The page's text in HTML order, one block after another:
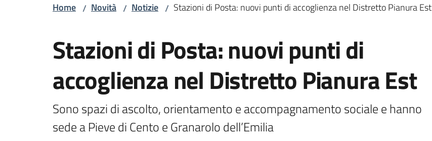
Home / Novità / Notizie / Stazioni di Posta: nuovi punti di accoglienza nel Distretto Pianura Est
Stazioni di Posta: nuovi punti di
accoglienza nel Distretto Pianura Est
Sono spazi di ascolto, orientamento e accompagnamento sociale e hanno
sede a Pieve di Cento e Granarolo dell’Emilia